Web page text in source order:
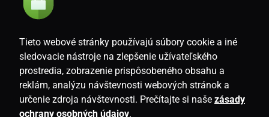
Súhlasím so
SK
Tieto webové stránky používajú súbory cookie a iné
sledovacie nástroje na zlepšenie užívateľského
prostredia, zobrazenie prispôsobeného obsahu a
reklám, analýzu návštevnosti webových stránok a
určenie zdroja návštevnosti. Prečítajte si naše zásady
ochrany osobných údajov.